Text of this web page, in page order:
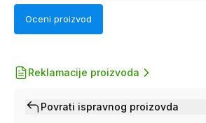
Oceni proizvod
Reklamacije proizvoda
Povrati ispravnog proizovda